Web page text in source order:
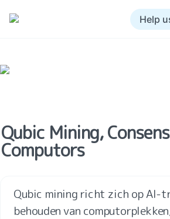
Help
Qubic Mining,
Computors
Qubic mining richt zich op AI-
behouden van